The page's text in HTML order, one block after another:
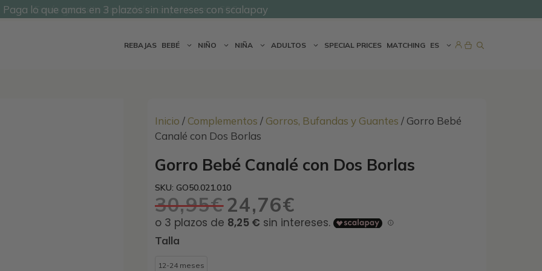
Paga lo que amas en 3 plazos sin intereses con scalapay
@undermonkeyskids
REBAJAS BEBÉ NIÑO NIÑA ADULTOS SPECIAL PRICES MATCHING ES
Inicio / Complementos / Gorros, Bufandas y Guantes / Gorro Bebé
Canalé con Dos Borlas
Gorro Bebé Canalé con Dos Borlas
SKU: GO50.021.010
30,95€ El
precio
24,76€
Talla
12-24 meses